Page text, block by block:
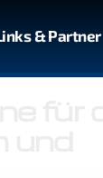
& Partner